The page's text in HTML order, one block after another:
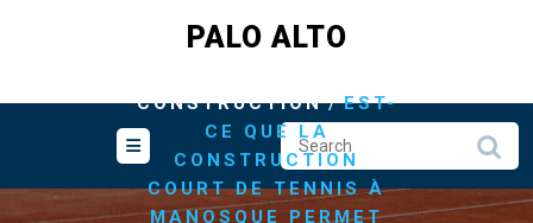
PALO ALTO
CONSTRUCTION/EST-
CE QUE LA
CONSTRUCTION
COURT DE TENNIS À
MANOSQUE PERMET